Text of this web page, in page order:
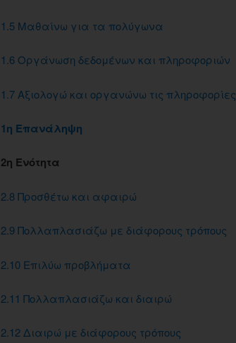
1.5 Μαθαίνω για τα πολύγωνα
1.6 Οργάνωση δεδομένων και πληροφοριών
1.7 Αξιολογώ και οργανώνω τις πληροφορίες
1η Επανάληψη
2η Ενότητα
2.8 Προσθέτω και αφαιρώ
2.9 Πολλαπλασιάζω με διάφορους τρόπους
2.10 Επιλύω προβλήματα
2.11 Πολλαπλασιάζω και διαιρώ
2.12 Διαιρώ με διάφορους τρόπους